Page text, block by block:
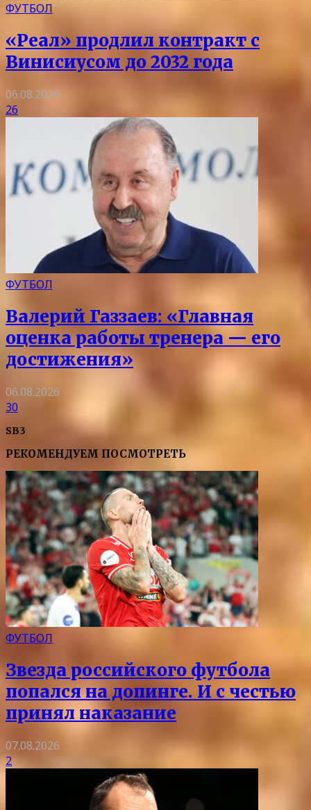
ФУТБОЛ
«Реал» продлил контракт с
Винисиусом до 2032 года
06.08.2026
26
ФУТБОЛ
Валерий Газзаев: «Главная
оценка работы тренера — его
достижения»
06.08.2026
30
SB3
РЕКОМЕНДУЕМ ПОСМОТРЕТЬ
ФУТБОЛ
Звезда российского футбола
попался на допинге. И с честью
принял наказание
07.08.2026
2